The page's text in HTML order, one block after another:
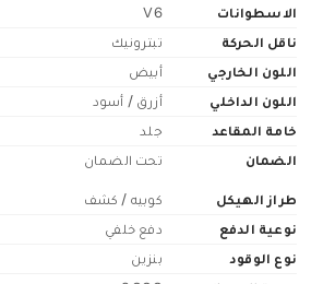
الاسطوانات
V6
ناقل الحركة
تبترونيك
اللون الخارجي
أبيض
اللون الداخلي
أزرق / أسود
خامة المقاعد
جلد
الضمان
تحت الضمان
طراز الهيكل
كوبيه / كشف
نوعية الدفع
دفع خلفي
نوع الوقود
بنزين